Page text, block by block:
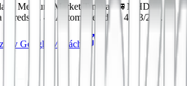
Merkury Market Trnava. 🚌 MHD:
Seredská. 🚗 Autom: Seredská 4013/255.
v Google Mapách